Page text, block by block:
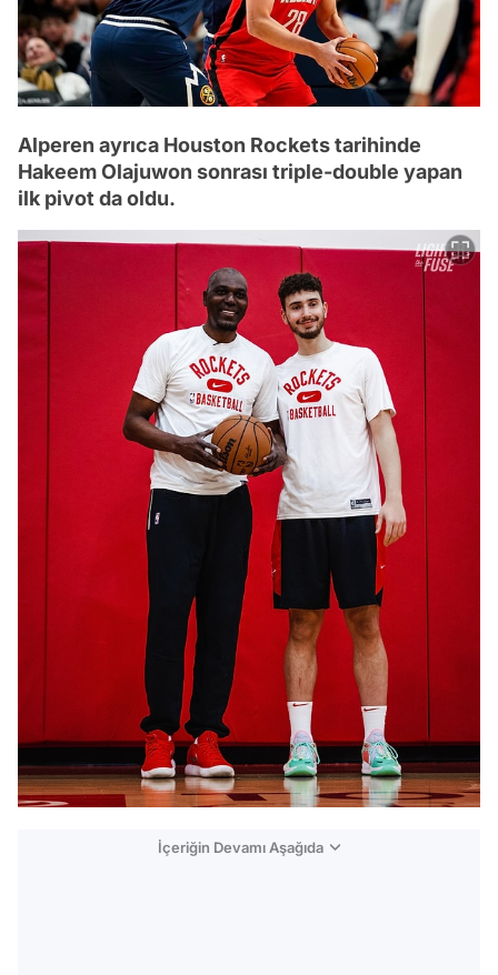
Alperen ayrıca Houston Rockets tarihinde
Hakeem Olajuwon sonrası triple-double yapan
ilk pivot da oldu.
İçeriğin Devamı Aşağıda